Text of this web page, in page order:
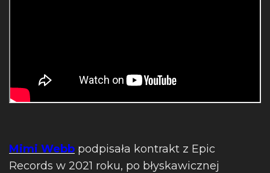
Mimi Webb podpisała kontrakt z Epic
Records w 2021 roku, po błyskawicznej